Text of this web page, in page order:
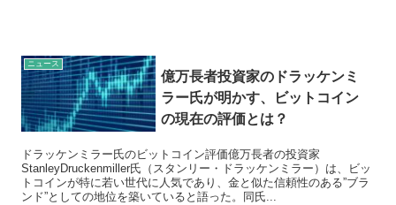
ニュース
億万長者投資家のドラッケンミ
ラー氏が明かす、ビットコイン
の現在の評価とは？
ドラッケンミラー氏のビットコイン評価億万長者の投資家
StanleyDruckenmiller氏（スタンリー・ドラッケンミラー）は、ビッ
トコインが特に若い世代に人気であり、金と似た信頼性のある”ブラ
ンド”としての地位を築いていると語った。同氏...